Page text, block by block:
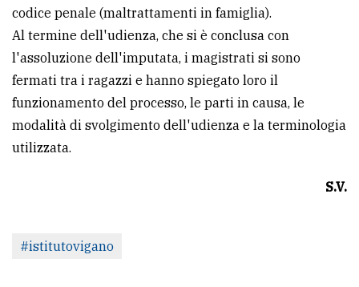
codice penale (maltrattamenti in famiglia).
Al termine dell'udienza, che si è conclusa con
l'assoluzione dell'imputata, i magistrati si sono
fermati tra i ragazzi e hanno spiegato loro il
funzionamento del processo, le parti in causa, le
modalità di svolgimento dell'udienza e la terminologia
utilizzata.
S.V.
#istitutovigano